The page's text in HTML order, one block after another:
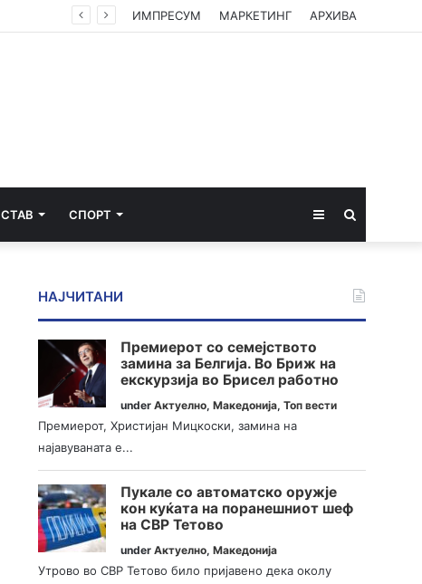
ИМПРЕСУМ МАРКЕТИНГ АРХИВА
СТАВ СПОРТ Sidebar
НАЈЧИТАНИ
Премиерот со семејството
замина за Белгија. Во Бриж на
екскурзија во Брисел работно
underАктуелно,Македонија,Топ вести
Премиерот, Христијан Мицкоски, замина на
најавуваната е...
Пукале со автоматско оружје
кон куќата на поранешниот шеф
на СВР Тетово
underАктуелно,Македонија
Утрово во СВР Тетово било пријавено дека околу